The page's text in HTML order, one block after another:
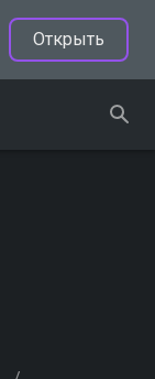
Открыть